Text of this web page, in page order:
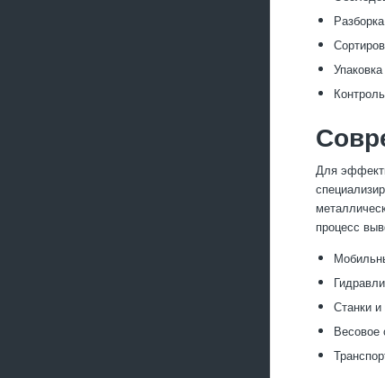
Для
процесс
Станки
Весовое